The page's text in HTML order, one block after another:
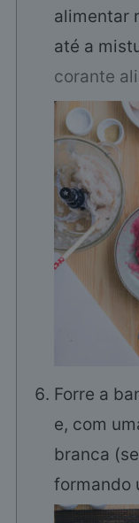
alimentar
até a
corante
Forre a
e, com
branca
formando